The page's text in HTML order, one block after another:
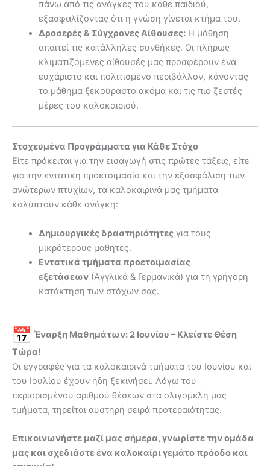
πάνω από τις ανάγκες του κάθε παιδιού,
εξασφαλίζοντας ότι η γνώση γίνεται κτήμα του.
Δροσερές & Σύγχρονες Αίθουσες:Η μάθηση
απαιτεί τις κατάλληλες συνθήκες. Οι πλήρως
κλιματιζόμενες αίθουσές μας προσφέρουν ένα
ευχάριστο και πολιτισμένο περιβάλλον, κάνοντας
το μάθημα ξεκούραστο ακόμα και τις πιο ζεστές
μέρες του καλοκαιριού.
Στοχευμένα Προγράμματα για Κάθε Στόχο
Είτε πρόκειται για την εισαγωγή στις πρώτες τάξεις, είτε
για την εντατική προετοιμασία και την εξασφάλιση των
ανώτερων πτυχίων, τα καλοκαιρινά μας τμήματα
καλύπτουν κάθε ανάγκη:
Δημιουργικές δραστηριότητεςγια τους
μικρότερους μαθητές.
Εντατικά τμήματα προετοιμασίας
εξετάσεων(Αγγλικά & Γερμανικά) για τη γρήγορη
κατάκτηση των στόχων σας.
Έναρξη Μαθημάτων: 2 Ιουνίου – Κλείστε Θέση
Τώρα!
Οι εγγραφές για τα καλοκαιρινά τμήματα του Ιουνίου και
του Ιουλίου έχουν ήδη ξεκινήσει. Λόγω του
περιορισμένου αριθμού θέσεων στα ολιγομελή μας
τμήματα, τηρείται αυστηρή σειρά προτεραιότητας.
Επικοινωνήστε μαζί μας σήμερα, γνωρίστε την ομάδα
μας και σχεδιάστε ένα καλοκαίρι γεμάτο πρόοδο και